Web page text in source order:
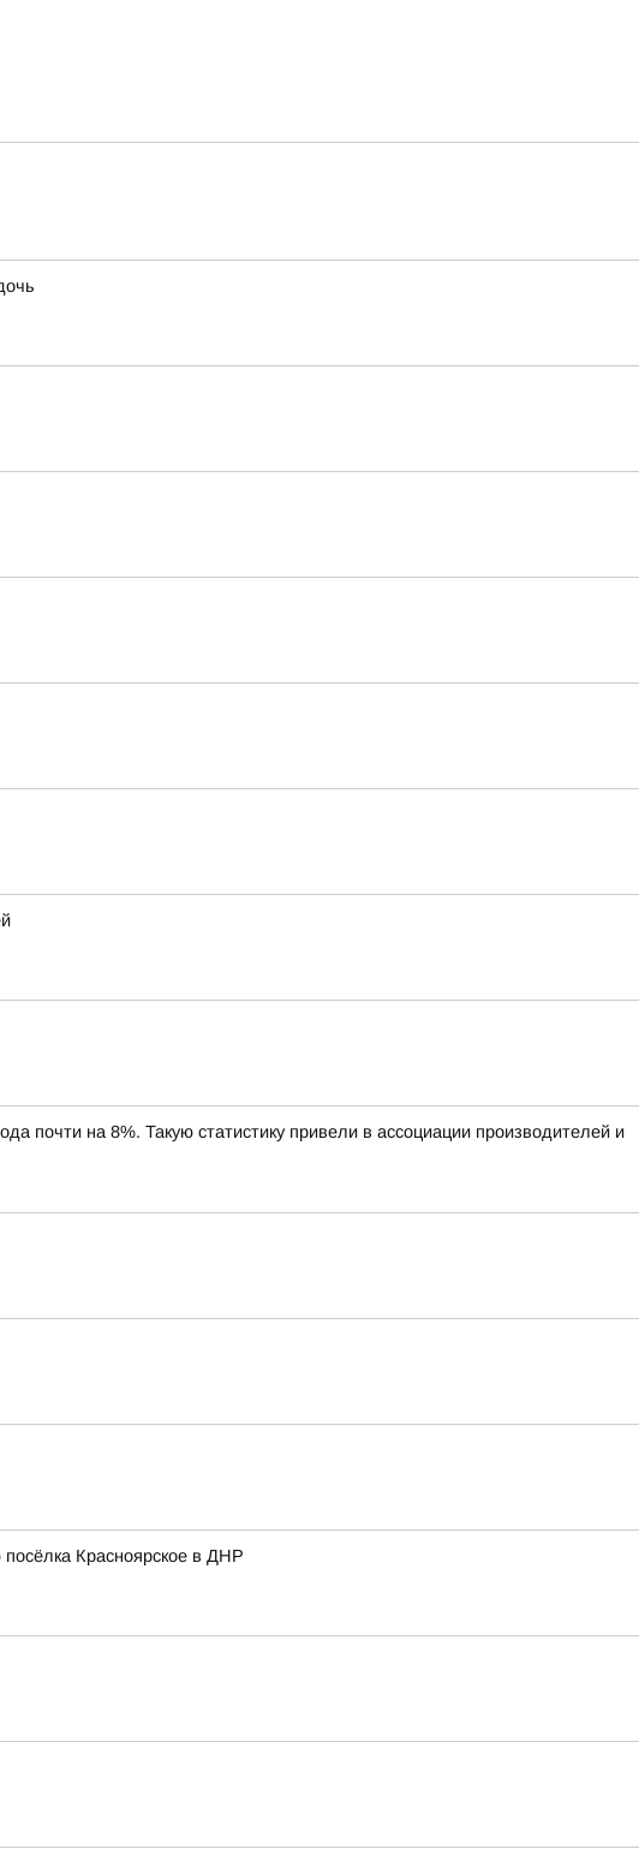
на 8%. Такую статистику привели в ассоциации производителей и
Красноярское в ДНР